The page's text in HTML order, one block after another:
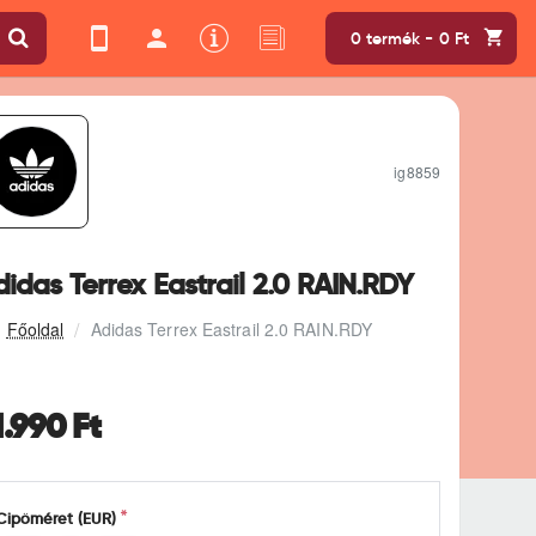
0 termék - 0 Ft
Adidas Terrex Eastrail 2.0 RAIN.RDY
Terrex Eastrail 2.0 RAIN.RDY
ig8859
Ft
(EUR)